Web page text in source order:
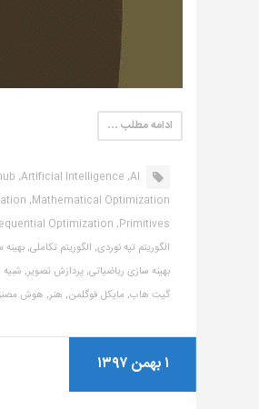
ادامه مطلب …
AI,
Artificial Intelligence,
Mathematical Optimization,
Primitives,
Optimization,
الگوریتم تپه نوردی, الگوریتم تکاملی,
بهینه سازی ریاضیاتی,پردازش تصویر,
گیت هاب, مایکل فوگلمن, هنر, هوش
۱ بهمن ۱۳۹۷